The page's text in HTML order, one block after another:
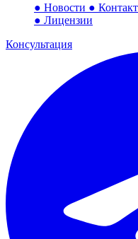
● Новости ●
● Лицензии
Консультация